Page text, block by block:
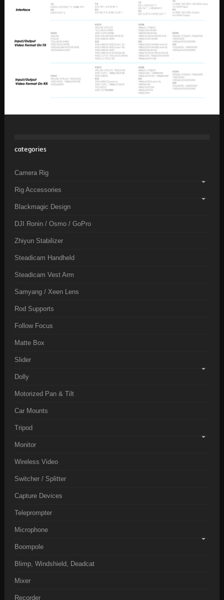
categories
Camera Rig
Rig Accessories
Blackmagic Design
DJI Ronin / Osmo / GoPro
Zhiyun Stabilizer
Steadicam Handheld
Steadicam Vest Arm
Samyang / Xeen Lens
Rod Supports
Follow Focus
Matte Box
Slider
Dolly
Motorized Pan & Tilt
Car Mounts
Tripod
Monitor
Wireless Video
Switcher / Splitter
Capture Devices
Teleprompter
Microphone
Boompole
Blimp, Windshield, Deadcat
Mixer
Recorder